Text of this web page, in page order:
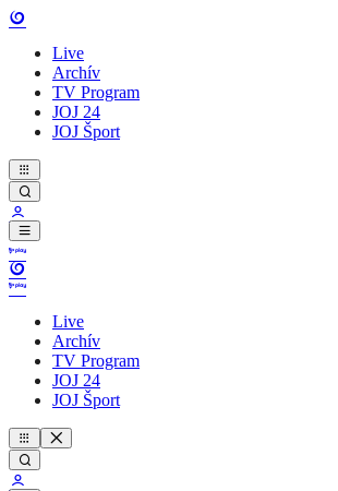
Live
Archív
TV Program
JOJ 24
JOJ Šport
Live
Archív
TV Program
JOJ 24
JOJ Šport